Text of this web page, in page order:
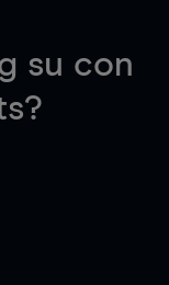
su con